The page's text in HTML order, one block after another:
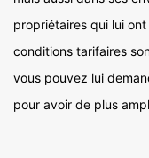
propriétaires qui lui
conditions tarifaires
vous pouvez lui
pour avoir de plus